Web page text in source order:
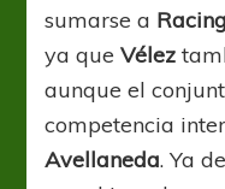
sumarse a Racing
ya queVélez
aunque el
competencia
Avellaneda. Ya